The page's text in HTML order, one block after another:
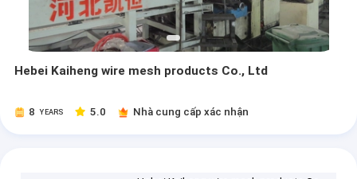
Hebei Kaiheng wire mesh products Co., Ltd
8 YEARS 5.0 Nhà cung cấp xác nhận